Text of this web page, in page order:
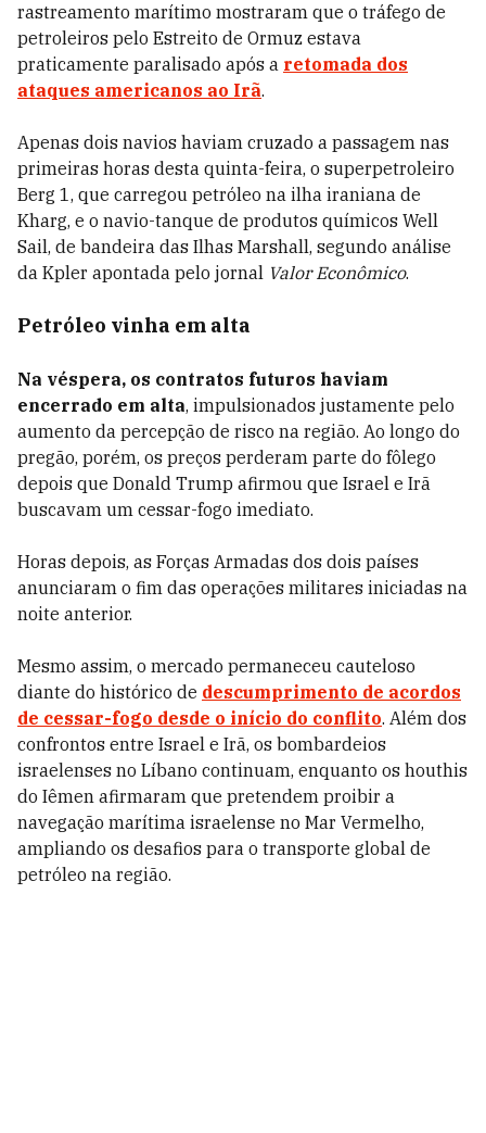
rastreamento marítimo mostraram que o tráfego de
petroleiros pelo Estreito de Ormuz estava
praticamente paralisado após a retomada dos
ataques americanos ao Irã.
Apenas dois navios haviam cruzado a passagem nas
primeiras horas desta quinta-feira, o superpetroleiro
Berg 1, que carregou petróleo na ilha iraniana de
Kharg, e o navio-tanque de produtos químicos Well
Sail, de bandeira das Ilhas Marshall, segundo análise
da Kpler apontada pelo jornal Valor Econômico.
Petróleo vinha em alta
Na véspera, os contratos futuros haviam
encerrado em alta, impulsionados justamente pelo
aumento da percepção de risco na região. Ao longo do
pregão, porém, os preços perderam parte do fôlego
depois que Donald Trump afirmou que Israel e Irã
buscavam um cessar-fogo imediato.
Horas depois, as Forças Armadas dos dois países
anunciaram o fim das operações militares iniciadas na
noite anterior.
Mesmo assim, o mercado permaneceu cauteloso
diante do histórico de descumprimento de acordos
de cessar-fogo desde o início do conflito. Além dos
confrontos entre Israel e Irã, os bombardeios
israelenses no Líbano continuam, enquanto os houthis
do Iêmen afirmaram que pretendem proibir a
navegação marítima israelense no Mar Vermelho,
ampliando os desafios para o transporte global de
petróleo na região.